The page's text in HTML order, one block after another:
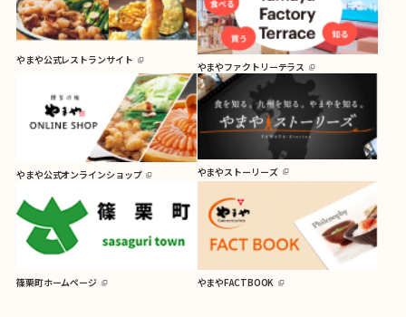
やまや公式レストランサイト
やまやファクトリーテラス
やまや公式オンラインショップ やまやストーリーズ
篠栗町ホームページ やまやFACTBOOK